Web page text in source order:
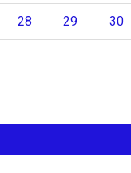
28 29 30